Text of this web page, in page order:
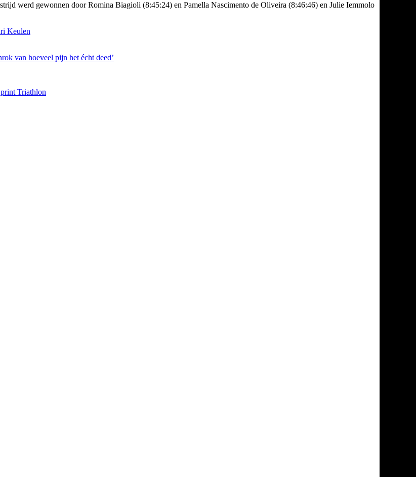
werd gewonnen door Romina Biagioli (8:45:24) en Pamella Nascimento de Oliveira (8:46:46) en Julie Iemmolo
Keulen
van hoeveel pijn het écht deed’
Triathlon